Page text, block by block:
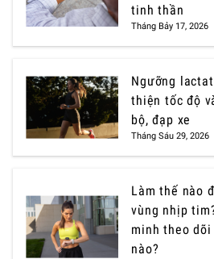
tinh thần
Tháng Bảy 17, 2026
Ngưỡng
thiện tốc độ
bộ, đạp xe
Tháng Sáu 29, 2026
Làm thế nào
vùng nhịp
minh theo
nào?